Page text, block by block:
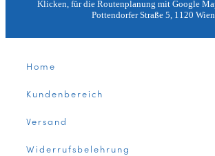
Klicken, für die Routenplanung mit Google
Pottendorfer Straße 5, 1120
Home
Kundenbereich
Versand
Widerrufsbelehrung